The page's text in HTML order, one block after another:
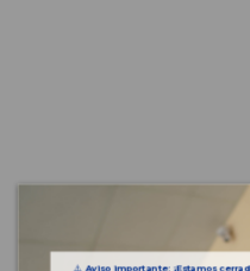
⚠️Aviso importante: ¡Estamos